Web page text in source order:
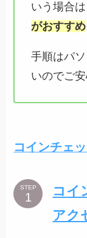
いう場合
がおすすめ
手順はパ
いのでご安
コインチェ
STEP
コイ
アク